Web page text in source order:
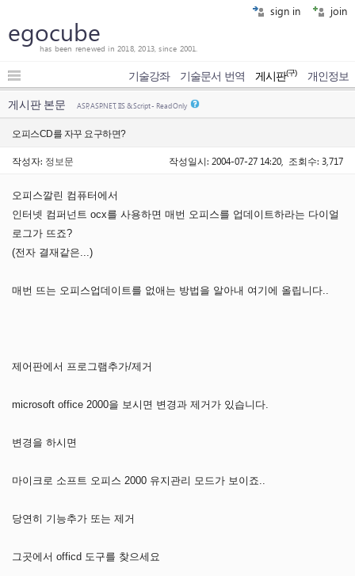
sign in join
egocube
has been renewed in 2018, 2013, since 2001.
기술강좌 기술문서 번역 게시판(구) 개인정보
게시판 본문 ASP, ASP.NET, IIS & Script - Read Only
오피스CD를 자꾸 요구하면?
작성자: 정보문 작성일시: 2004-07-27 14:20, 조회수: 3,717
오피스깔린 컴퓨터에서
인터넷 컴퍼넌트 ocx를 사용하면 매번 오피스를 업데이트하라는 다이얼
로그가 뜨죠?
(전자 결재같은...)
매번 뜨는 오피스업데이트를 없애는 방법을 알아내 여기에 올립니다..
제어판에서 프로그램추가/제거
microsoft office 2000을 보시면 변경과 제거가 있습니다.
변경을 하시면
마이크로 소프트 오피스 2000 유지관리 모드가 보이죠..
당연히 기능추가 또는 제거
그곳에서 officd 도구를 찾으세요